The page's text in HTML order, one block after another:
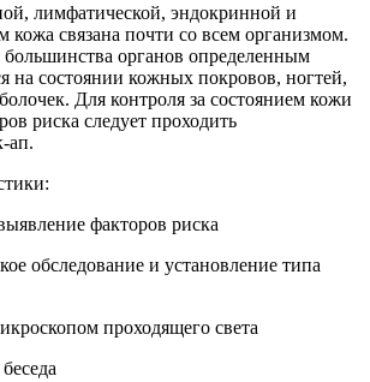
лимфатической, эндокринной и
кожа связана почти со всем организмом.
большинства органов определенным
на состоянии кожных покровов, ногтей,
Для контроля за состоянием кожи
риска следует проходить
ап.
факторов риска
обследование и установление типа
проходящего света